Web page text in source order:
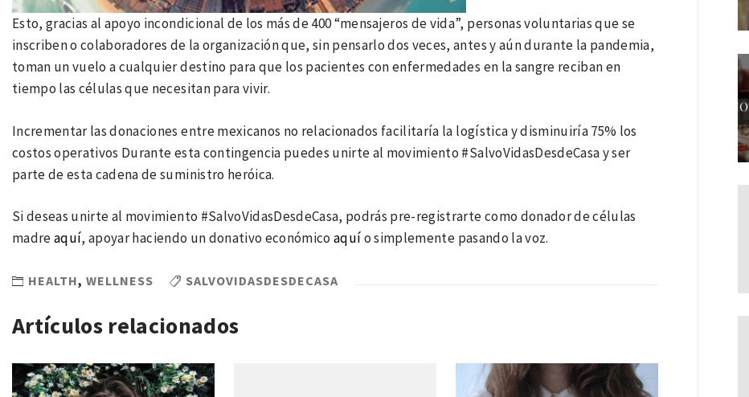
Esto, gracias al apoyo incondicional de los más de 400 “mensajeros de vida”, personas voluntarias que se
inscriben o colaboradores de la organización que, sin pensarlo dos veces, antes y aún durante la pandemia,
toman un vuelo a cualquier destino para que los pacientes con enfermedades en la sangre reciban en
tiempo las células que necesitan para vivir.
Incrementar las donaciones entre mexicanos no relacionados facilitaría la logística y disminuiría 75% los
costos operativos Durante esta contingencia puedes unirte al movimiento #SalvoVidasDesdeCasa y ser
parte de esta cadena de suministro heróica.
Si deseas unirte al movimiento #SalvoVidasDesdeCasa, podrás pre-registrarte como donador de células
madreaquí, apoyar haciendo un donativo económicoaquío simplemente pasando la voz.
HEALTH, WELLNESS SALVOVIDASDESDECASA
Artículos relacionados